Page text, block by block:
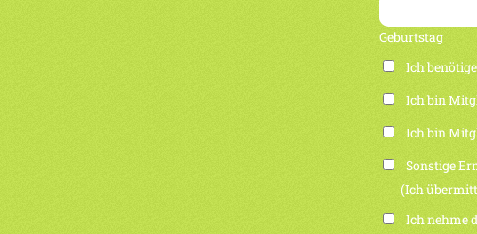
Geburtstag
Ich
Ich bin
Ich bin
Sonstige
(Ich
Ich nehme